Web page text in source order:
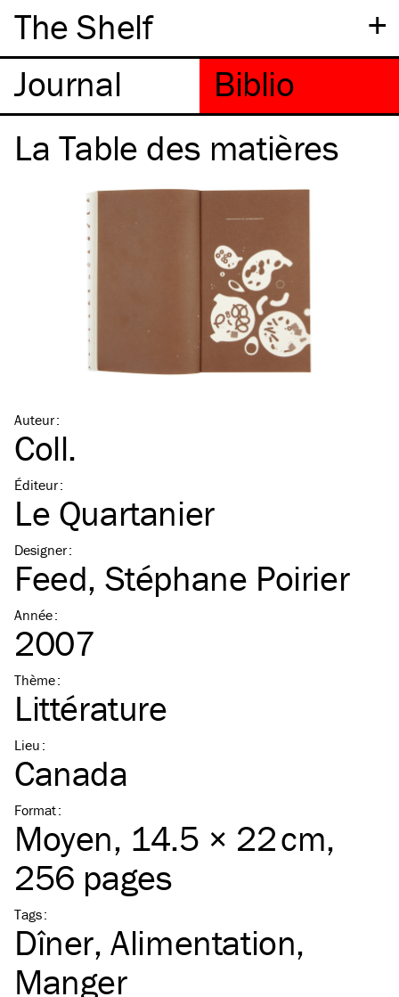
+
The Shelf
La Table des matières
Auteur:
Coll.
Éditeur:
Le Quartanier
Designer:
Feed, Stéphane Poirier
Année:
2007
Thème:
Littérature
Lieu :
Canada
Format:
Moyen, 14.5 × 22 cm,
256 pages
Tags:
Dîner Alimentation
Manger